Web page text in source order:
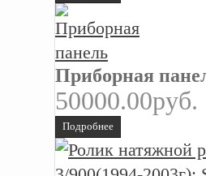
Приборная
50000.00руб.
Подробнее